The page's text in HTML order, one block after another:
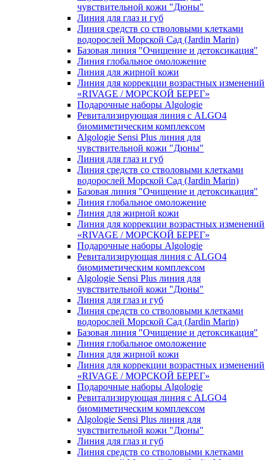
чувcтвительной кожи "Дюны"
Линия для глаз и губ
Линия средств со стволовыми клетками
водорослей Морской Сад (Jardin Marin)
Базовая линия "Очищение и детоксикация"
Линия глобальное омоложение
Линия для жирной кожи
Линия для коррекции возрастных изменений
«RIVAGE / МОРСКОЙ БЕРЕГ»
Подарочные наборы Algologie
Ревитализирующая линия с ALGO4
биомиметическим комплексом
Algologie Sensi Plus линия для
чувcтвительной кожи "Дюны"
Линия для глаз и губ
Линия средств со стволовыми клетками
водорослей Морской Сад (Jardin Marin)
Базовая линия "Очищение и детоксикация"
Линия глобальное омоложение
Линия для жирной кожи
Линия для коррекции возрастных изменений
«RIVAGE / МОРСКОЙ БЕРЕГ»
Подарочные наборы Algologie
Ревитализирующая линия с ALGO4
биомиметическим комплексом
Algologie Sensi Plus линия для
чувcтвительной кожи "Дюны"
Линия для глаз и губ
Линия средств со стволовыми клетками
водорослей Морской Сад (Jardin Marin)
Базовая линия "Очищение и детоксикация"
Линия глобальное омоложение
Линия для жирной кожи
Линия для коррекции возрастных изменений
«RIVAGE / МОРСКОЙ БЕРЕГ»
Подарочные наборы Algologie
Ревитализирующая линия с ALGO4
биомиметическим комплексом
Algologie Sensi Plus линия для
чувcтвительной кожи "Дюны"
Линия для глаз и губ
Линия средств со стволовыми клетками